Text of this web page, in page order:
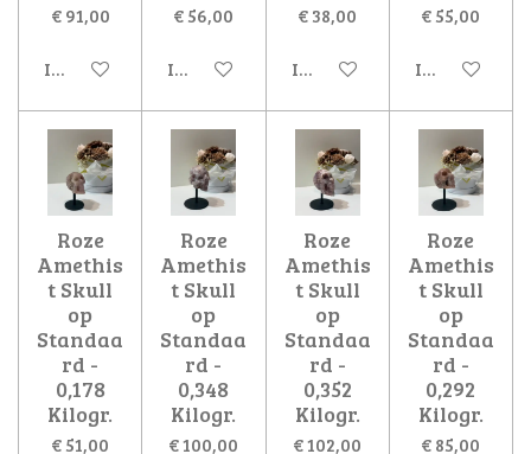
€ 91,00
In winkelwagen
€ 56,00
In winkelwagen
€ 38,00
In winkelwagen
€ 55,00
In
Roze
Amethis
t Skull
op
Standaa
rd -
0,178
Kilogr.
€ 51,00
Roze
Amethis
t Skull
op
Standaa
rd -
0,348
Kilogr.
€ 100,00
Roze
Amethis
t Skull
op
Standaa
rd -
0,352
Kilogr.
€ 102,00
Roze
Amethis
t Skull
op
Standaa
rd -
0,292
Kilogr.
€ 85,00